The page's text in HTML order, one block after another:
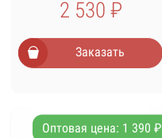
2 530 ₽
Заказать
Оптовая цена: 1 390 ₽